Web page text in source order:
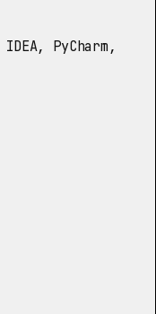
PyCharm,